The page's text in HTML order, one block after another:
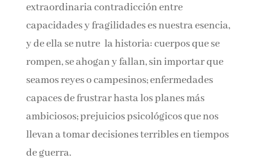
extraordinaria contradicción entre
capacidades y fragilidades es nuestra esencia,
y de ella se nutre la historia: cuerpos que se
rompen, se ahogan y fallan, sin importar que
seamos reyes o campesinos; enfermedades
capaces de frustrar hasta los planes más
ambiciosos; prejuicios psicológicos que nos
llevan a tomar decisiones terribles en tiempos
de guerra.